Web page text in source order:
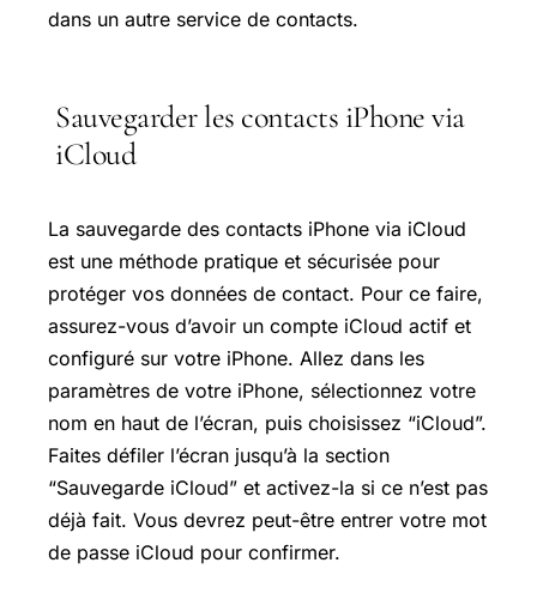
dans un autre service de contacts.
Sauvegarder les contacts iPhone via
iCloud
La sauvegarde des contacts iPhone via iCloud
est une méthode pratique et sécurisée pour
protéger vos données de contact. Pour ce faire,
assurez-vous d’avoir un compte iCloud actif et
configuré sur votre iPhone. Allez dans les
paramètres de votre iPhone, sélectionnez votre
nom en haut de l’écran, puis choisissez “iCloud”.
Faites défiler l’écran jusqu’à la section
“Sauvegarde iCloud” et activez-la si ce n’est pas
déjà fait. Vous devrez peut-être entrer votre mot
de passe iCloud pour confirmer.